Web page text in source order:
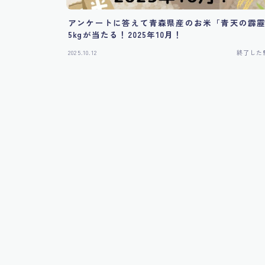
アンケートに答えて青森県産のお米「青天の霹靂
5kgが当たる！2025年10月！
2025.10.12 終了した